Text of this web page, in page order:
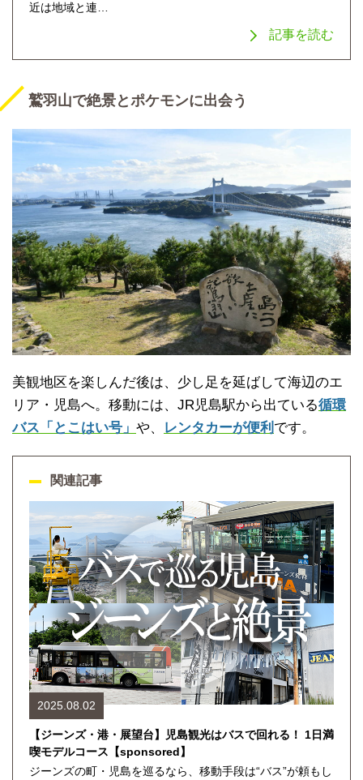
近は地域と連…
記事を読む
鷲羽山で絶景とポケモンに出会う
美観地区を楽しんだ後は、少し足を延ばして海辺のエ
リア・児島へ。移動には、JR児島駅から出ている循環
バス「とこはい号」 や、 レンタカーが便利 です。
関連記事
2025.08.02
【ジーンズ・港・展望台】児島観光はバスで回れる！ 1日満
喫モデルコース【sponsored】
ジーンズの町・児島を巡るなら、移動手段は“バス”が頼もし